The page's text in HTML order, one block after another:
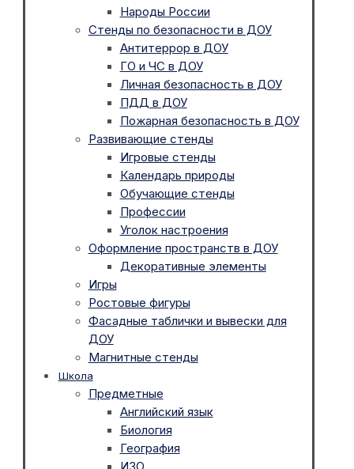
Народы России
Стенды по безопасности в ДОУ
Антитеррор в ДОУ
ГО и ЧС в ДОУ
Личная безопасность в ДОУ
ПДД в ДОУ
Пожарная безопасность в ДОУ
Развивающие стенды
Игровые стенды
Календарь природы
Обучающие стенды
Профессии
Уголок настроения
Оформление пространств в ДОУ
Декоративные элементы
Игры
Ростовые фигуры
Фасадные таблички и вывески для
ДОУ
Магнитные стенды
Школа
Предметные
Английский язык
Биология
География